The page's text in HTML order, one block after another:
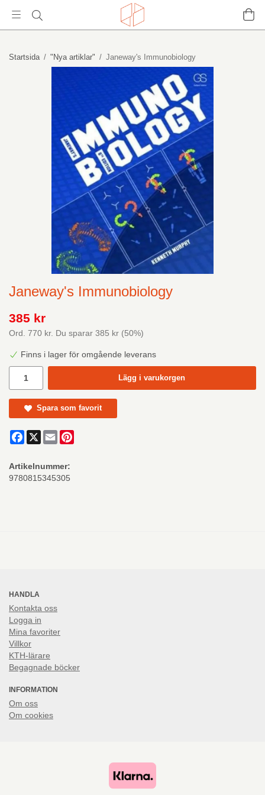
Startsida / "Nya artiklar" / Janeway's Immunobiology
Janeway's Immunobiology
385 kr
Ord. 770 kr. Du sparar 385 kr (50%)
Finns i lager för omgående leverans
Lägg i varukorgen
Spara som favorit
Facebook
X Email
Artikelnummer:
9780815345305
HANDLA
Kontakta oss
Logga in
Mina favoriter
Villkor
KTH-lärare
Begagnade böcker
INFORMATION
Om oss
Om cookies